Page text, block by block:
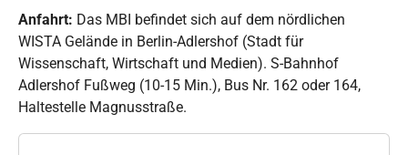
Anfahrt: Das MBI befindet sich auf dem nördlichen
WISTA Gelände in Berlin-Adlershof (Stadt für
Wissenschaft, Wirtschaft und Medien). S-Bahnhof
Adlershof Fußweg (10-15 Min.), Bus Nr. 162 oder 164,
Haltestelle Magnusstraße.